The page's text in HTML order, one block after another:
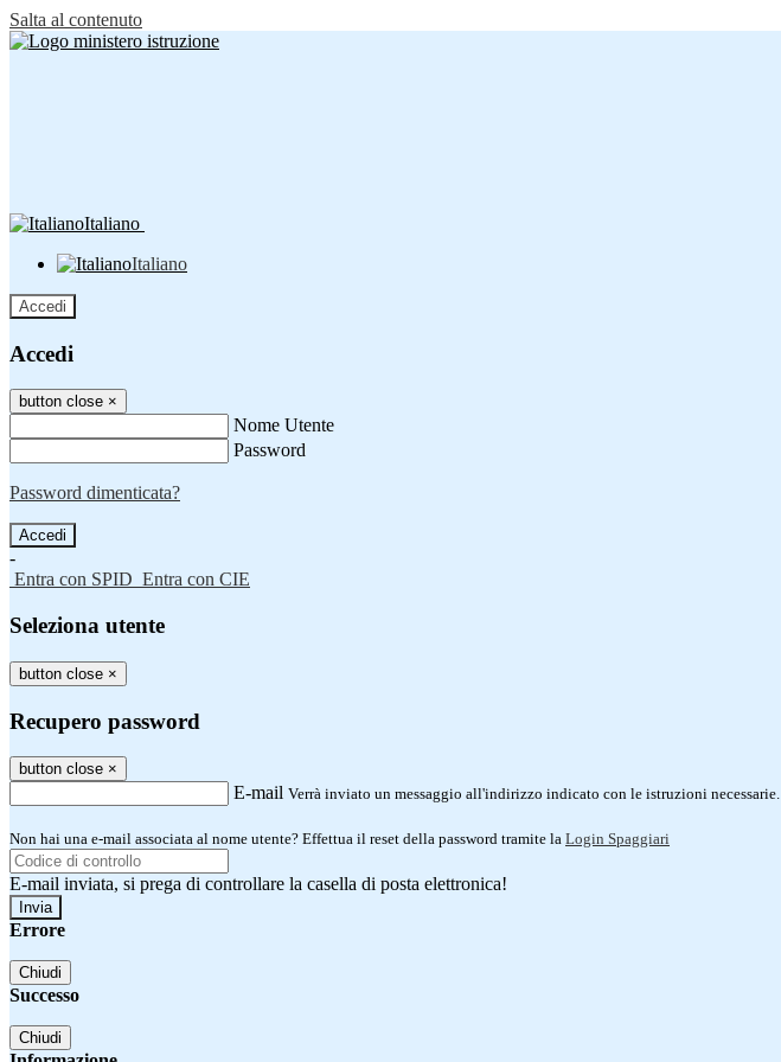
Salta al contenuto
Italiano
Italiano
Accedi
Accedi
button close ×
Nome Utente
Password
Password dimenticata?
-
Entra con SPID Entra con CIE
Seleziona utente
button close ×
Recupero password
button close ×
E-mail Verrà inviato un messaggio all'indirizzo indicato con le istruzioni necessarie.
Non hai una e-mail associata al nome utente? Effettua il reset della password tramite la Login Spaggiari
E-mail inviata, si prega di controllare la casella di posta elettronica!
Errore
Chiudi
Successo
Chiudi